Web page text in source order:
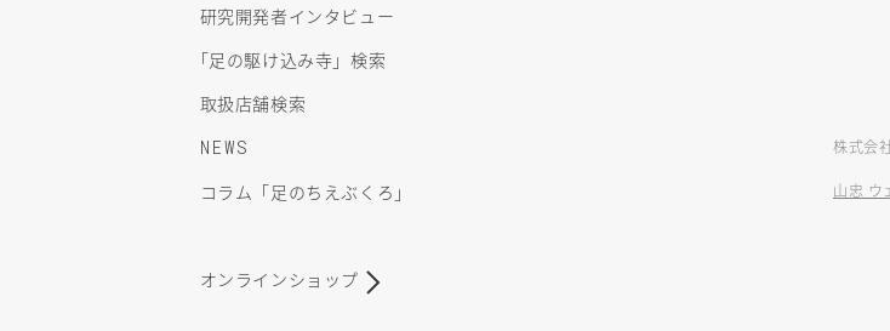
研究開発者インタビュー
「足の駆け込み寺」検索
取扱店舗検索
NEWS
コラム「足のちえぶくろ」
オンラインショップ
株式会
山忠 ウ